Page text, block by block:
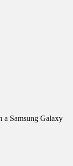
a Samsung Galaxy